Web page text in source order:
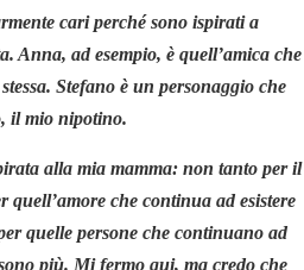
cari perché sono ispirati a
Anna, ad esempio, è quell’amica che
Stefano è un personaggio che
il mio nipotino.
alla mia mamma: non tanto per il
che continua ad esistere
quelle persone che continuano ad
più. Mi fermo qui, ma credo che